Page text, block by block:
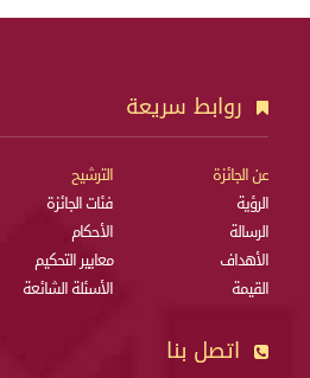
روابط سريعة
عن الجائزة
الرؤية
الرسالة
الأهداف
القيمة
الترشيح
فئات الجائزة
الأحكام
معايير التحكيم
الأسئلة الشائعة
اتصل بنا